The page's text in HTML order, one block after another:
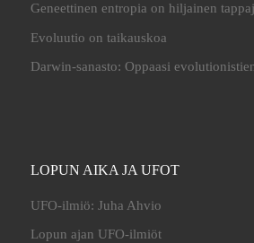
Geneettinen entropia on hiljainen
Evoluutio on taikauskoa
Darwin-sanasto: Oppaasi
LOPUN AIKA JA UFOT
UFO-ilmiö: Juha Ahvio
Lopun ajan UFO-ilmiöt